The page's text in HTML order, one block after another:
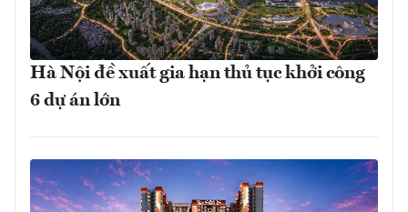
Hà Nội đề xuất gia hạn thủ tục khởi công
6 dự án lớn